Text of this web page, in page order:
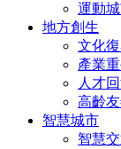
運動
地方創生
文化
產業
人才
高齡
智慧城市
智慧